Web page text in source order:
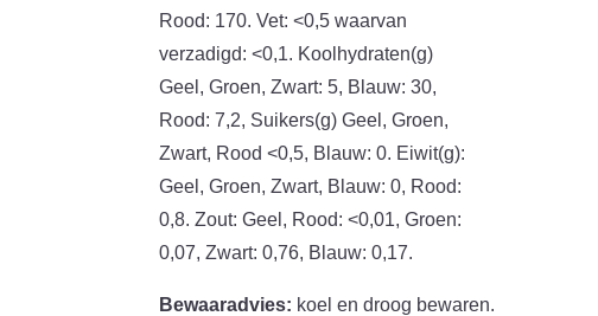
Rood: 170. Vet: <0,5 waarvan
verzadigd: <0,1. Koolhydraten(g)
Geel, Groen, Zwart: 5, Blauw: 30,
Rood: 7,2, Suikers(g) Geel, Groen,
Zwart, Rood <0,5, Blauw: 0. Eiwit(g):
Geel, Groen, Zwart, Blauw: 0, Rood:
0,8. Zout: Geel, Rood: <0,01, Groen:
0,07, Zwart: 0,76, Blauw: 0,17.
Bewaaradvies: koel en droog bewaren.